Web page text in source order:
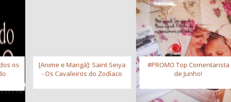
os
[Anime e Mangá]: Saint Seiya
- Os Cavaleiros do Zodíaco
#PROMO Top Comentarista
de Junho!